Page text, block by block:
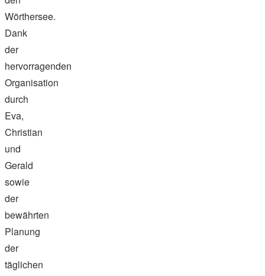
Wörthersee.
Dank
der
hervorragenden
Organisation
durch
Eva,
Christian
und
Gerald
sowie
der
bewährten
Planung
der
täglichen